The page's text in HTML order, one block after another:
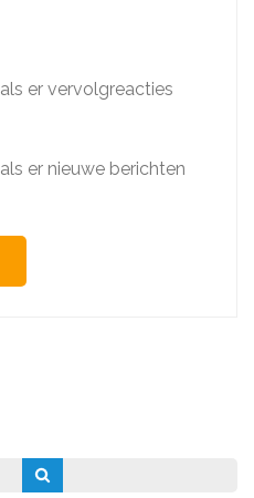
er vervolgreacties
er nieuwe berichten